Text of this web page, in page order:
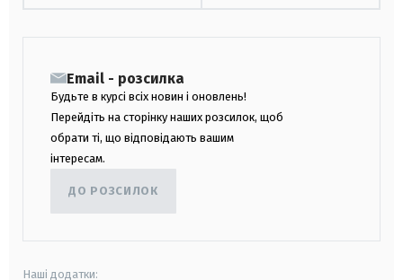
Email - розсилка
Будьте в курсі всіх новин і оновлень!
Перейдіть на сторінку наших розсилок, щоб
обрати ті, що відповідають вашим
інтересам.
ДО РОЗСИЛОК
Наші додатки: